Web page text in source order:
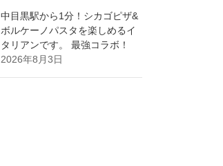
中目黒駅から1分！シカゴピザ&
ボルケーノパスタを楽しめるイ
タリアンです。 最強コラボ！
2026年8月3日